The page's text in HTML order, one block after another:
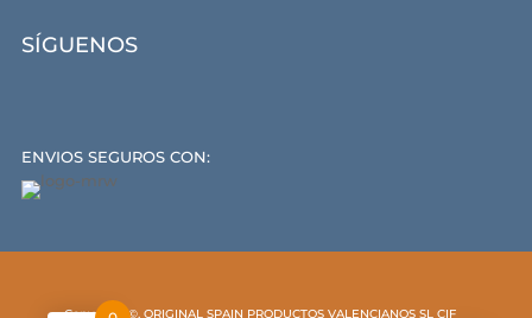
SÍGUENOS
ENVIOS SEGUROS CON:
Copyright ©, ORIGINAL SPAIN PRODUCTOS VALENCIANOS SL CIF